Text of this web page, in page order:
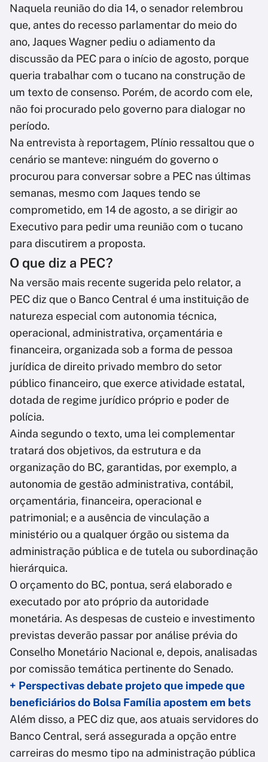
Naquela reunião do dia 14, o senador relembrou
que, antes do recesso parlamentar do meio do
ano, Jaques Wagner pediu o adiamento da
discussão da PEC para o início de agosto, porque
queria trabalhar com o tucano na construção de
um texto de consenso. Porém, de acordo com ele,
não foi procurado pelo governo para dialogar no
período.
Na entrevista à reportagem, Plínio ressaltou que o
cenário se manteve: ninguém do governo o
procurou para conversar sobre a PEC nas últimas
semanas, mesmo com Jaques tendo se
comprometido, em 14 de agosto, a se dirigir ao
Executivo para pedir uma reunião com o tucano
para discutirem a proposta.
O que diz a PEC?
Na versão mais recente sugerida pelo relator, a
PEC diz que o Banco Central é uma instituição de
natureza especial com autonomia técnica,
operacional, administrativa, orçamentária e
financeira, organizada sob a forma de pessoa
jurídica de direito privado membro do setor
público financeiro, que exerce atividade estatal,
dotada de regime jurídico próprio e poder de
polícia.
Ainda segundo o texto, uma lei complementar
tratará dos objetivos, da estrutura e da
organização do BC, garantidas, por exemplo, a
autonomia de gestão administrativa, contábil,
orçamentária, financeira, operacional e
patrimonial; e a ausência de vinculação a
ministério ou a qualquer órgão ou sistema da
administração pública e de tutela ou subordinação
hierárquica.
O orçamento do BC, pontua, será elaborado e
executado por ato próprio da autoridade
monetária. As despesas de custeio e investimento
previstas deverão passar por análise prévia do
Conselho Monetário Nacional e, depois, analisadas
por comissão temática pertinente do Senado.
+ Perspectivas debate projeto que impede que
beneficiários do Bolsa Família apostem em bets
Além disso, a PEC diz que, aos atuais servidores do
Banco Central, será assegurada a opção entre
carreiras do mesmo tipo na administração pública